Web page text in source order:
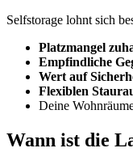
Selfstorage lohnt sich
Platzmangel
Empfindliche
Wert auf
Flexiblen
Deine
Wann ist die